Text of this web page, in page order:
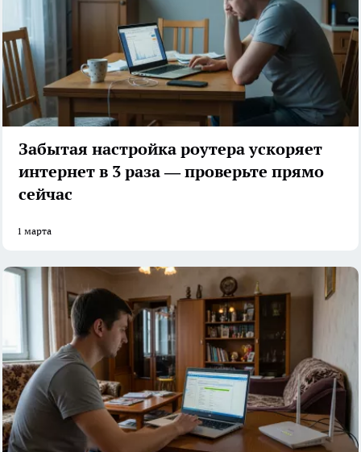
Забытая настройка роутера ускоряет
интернет в 3 раза — проверьте прямо
сейчас
1 марта